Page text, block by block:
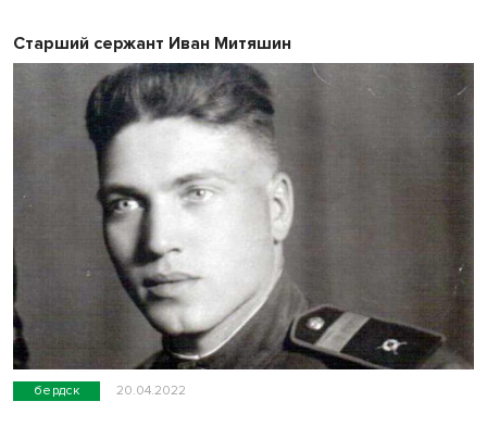
бердск 20.04.2022
Старший сержант Иван Митяшин